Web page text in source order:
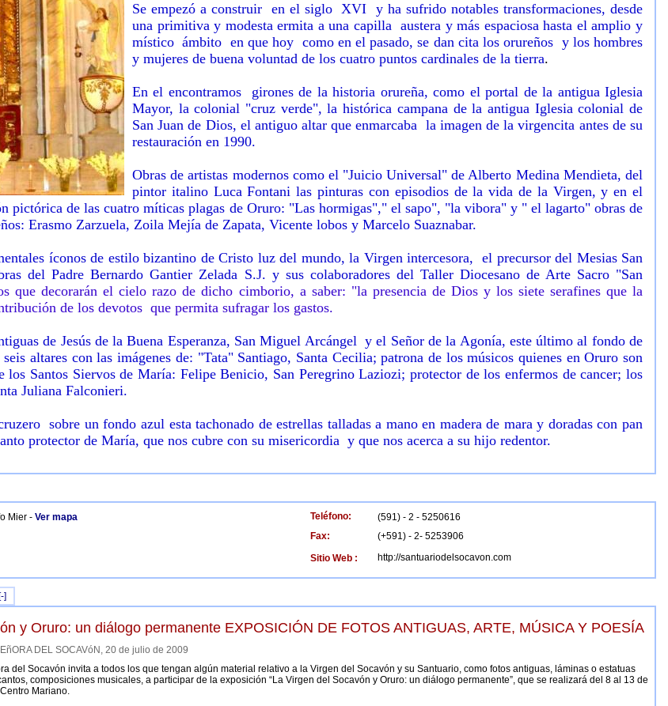
Se empezó a construir en el siglo XVI y ha sufrido notables transformaciones, desde
una primitiva y modesta ermita a una capilla austera y más espaciosa hasta el amplio y
místico ámbito en que hoy como en el pasado, se dan cita los orureños y los hombres
y mujeres de buena voluntad de los cuatro puntos cardinales de la tierra.
En el encontramos girones de la historia orureña, como el portal de la antigua Iglesia
Mayor, la colonial "cruz verde", la histórica campana de la antigua Iglesia colonial de
San Juan de Dios, el antiguo altar que enmarcaba la imagen de la virgencita antes de su
restauración en 1990.
Obras de artistas modernos como el "Juicio Universal" de Alberto Medina Mendieta, del
pintor italino Luca Fontani las pinturas con episodios de la vida de la Virgen, y en el
pictórica de las cuatro míticas plagas de Oruro: "Las hormigas"," el sapo", "la vibora" y " el lagarto" obras de
Erasmo Zarzuela, Zoila Mejía de Zapata, Vicente lobos y Marcelo Suaznabar.
íconos de estilo bizantino de Cristo luz del mundo, la Virgen intercesora, el precursor del Mesias San
del Padre Bernardo Gantier Zelada S.J. y sus colaboradores del Taller Diocesano de Arte Sacro "San
que decorarán el cielo razo de dicho cimborio, a saber: "la presencia de Dios y los siete serafines que la
de los devotos que permita sufragar los gastos.
de Jesús de la Buena Esperanza, San Miguel Arcángel y el Señor de la Agonía, este último al fondo de
altares con las imágenes de: "Tata" Santiago, Santa Cecilia; patrona de los músicos quienes en Oruro son
los Santos Siervos de María: Felipe Benicio, San Peregrino Laziozi; protector de los enfermos de cancer; los
Juliana Falconieri.
sobre un fondo azul esta tachonado de estrellas talladas a mano en madera de mara y doradas con pan
protector de María, que nos cubre con su misericordia y que nos acerca a su hijo redentor.
Mier - Ver mapa Teléfono:
(591) - 2 - 5250616
Fax:
(+591) - 2- 5253906
Sitio Web : http://santuariodelsocavon.com
]
y Oruro: un diálogo permanente EXPOSICIÓN DE FOTOS ANTIGUAS, ARTE, MÚSICA Y POESÍA
DEL SOCAVóN, 20 de julio de 2009
del Socavón invita a todos los que tengan algún material relativo a la Virgen del Socavón y su Santuario, como fotos antiguas, láminas o estatuas
composiciones musicales, a participar de la exposición “La Virgen del Socavón y Oruro: un diálogo permanente”, que se realizará del 8 al 13 de
Mariano.